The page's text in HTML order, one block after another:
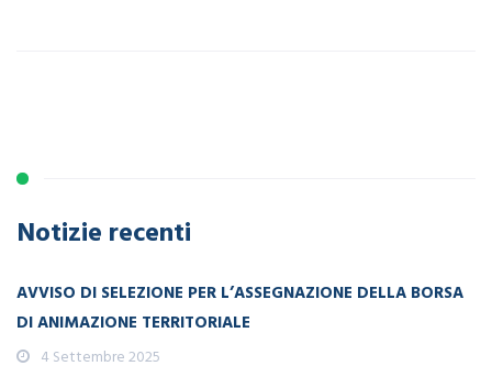
Notizie recenti
AVVISO DI SELEZIONE PER L’ASSEGNAZIONE DELLA BORSA
DI ANIMAZIONE TERRITORIALE
4 Settembre 2025